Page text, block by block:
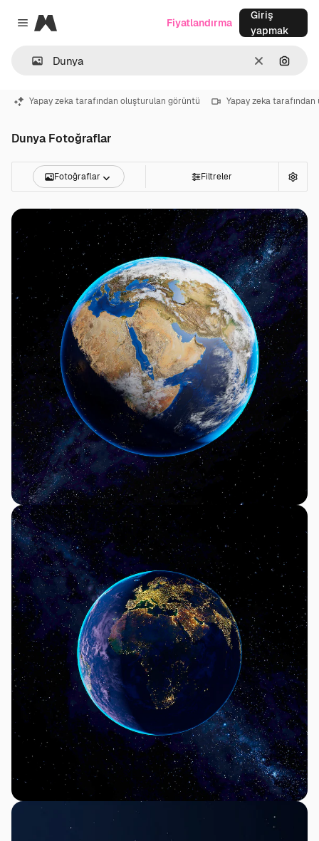
Close menu
Magnific
Temizlemek
Fiyatlandırma
Giriş
yapmak
Yapay zeka tarafından oluşturulan görüntü Yapay zeka
Dunya Fotoğraflar
Fotoğraflar Filtreler